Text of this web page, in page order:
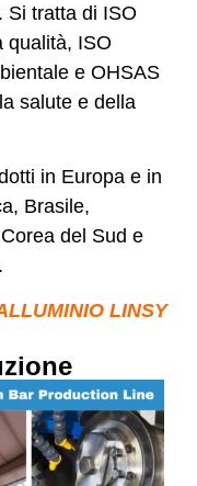
Si tratta di ISO
qualità, ISO
e OHSAS
salute e della
in Europa e in
Brasile,
del Sud e
LINSY